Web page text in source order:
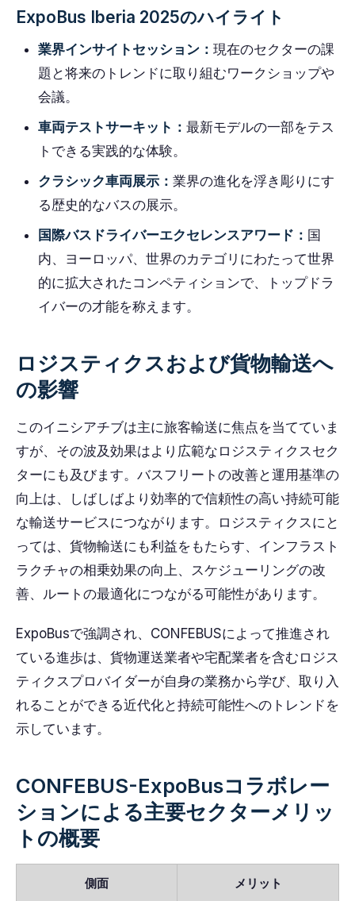
ExpoBus Iberia 2025のハイライト
業界インサイトセッション： 現在のセクターの課
題と将来のトレンドに取り組むワークショップや
会議。
車両テストサーキット： 最新モデルの一部をテス
トできる実践的な体験。
クラシック車両展示： 業界の進化を浮き彫りにす
る歴史的なバスの展示。
国際バスドライバーエクセレンスアワード： 国
内、ヨーロッパ、世界のカテゴリにわたって世界
的に拡大されたコンペティションで、トップドラ
イバーの才能を称えます。
ロジスティクスおよび貨物輸送へ
の影響
このイニシアチブは主に旅客輸送に焦点を当てていま
すが、その波及効果はより広範なロジスティクスセク
ターにも及びます。バスフリートの改善と運用基準の
向上は、しばしばより効率的で信頼性の高い持続可能
な輸送サービスにつながります。ロジスティクスにと
っては、貨物輸送にも利益をもたらす、インフラスト
ラクチャの相乗効果の向上、スケジューリングの改
善、ルートの最適化につながる可能性があります。
ExpoBusで強調され、CONFEBUSによって推進され
ている進歩は、貨物運送業者や宅配業者を含むロジス
ティクスプロバイダーが自身の業務から学び、取り入
れることができる近代化と持続可能性へのトレンドを
示しています。
CONFEBUS-ExpoBusコラボレー
ションによる主要セクターメリッ
トの概要
側面 メリット